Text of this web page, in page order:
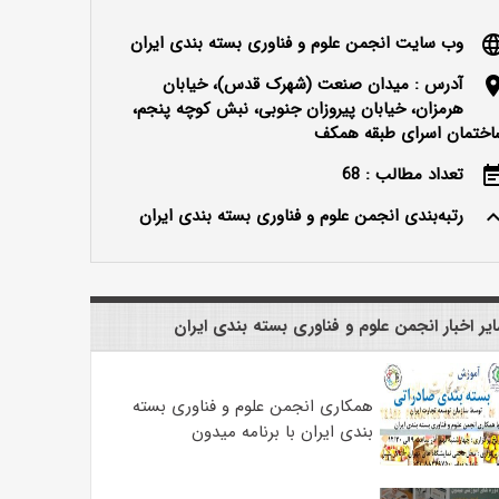
وب سایت انجمن علوم و فناوری بسته بندی ایران
آدرس : میدان صنعت (شهرک قدس)، خیابان
هرمزان، خیابان پیروزان جنوبی، نبش کوچه پنجم،
اسرای طبقه همکف
تعداد مطالب : 68
keyboard_arrow_up
رتبه‌بندی انجمن علوم و فناوری بسته بندی ایران
اخبار انجمن علوم و فناوری بسته بندی ایران
همکاری انجمن علوم و فناوری بسته
بندی ایران با برنامه میدون